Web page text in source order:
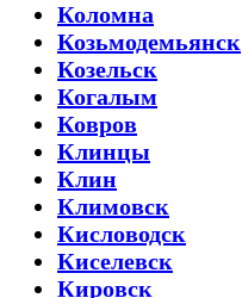
Коломна
Козьмодемьянск
Козельск
Когалым
Ковров
Клинцы
Клин
Климовск
Кисловодск
Киселевск
Кировск